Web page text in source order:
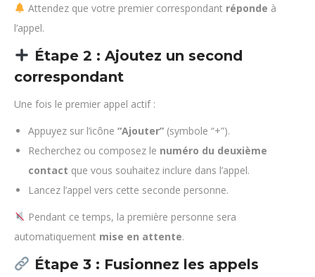
Attendez que votre premier correspondant réponde à
l’appel.
Étape 2 : Ajoutez un second
correspondant
Une fois le premier appel actif :
Appuyez sur l’icône “Ajouter” (symbole “+”).
Recherchez ou composez le numéro du deuxième
contact que vous souhaitez inclure dans l’appel.
Lancez l’appel vers cette seconde personne.
Pendant ce temps, la première personne sera
automatiquement mise en attente.
Étape 3 : Fusionnez les appels